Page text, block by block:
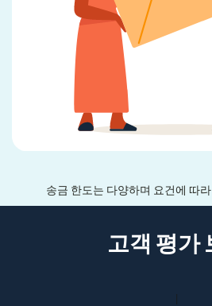
송금 한도는 다양하며 요건에 따
고객 평가